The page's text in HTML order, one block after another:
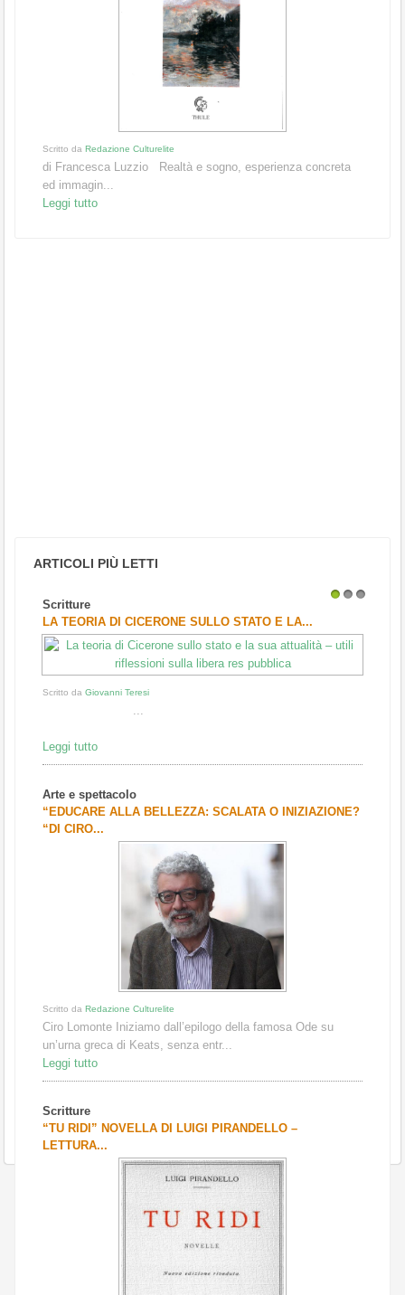
Scritto da Redazione Culturelite
di Francesca Luzzio Realtà e sogno, esperienza concreta
ed immagin...
Leggi tutto
ARTICOLI PIÙ LETTI
Scritture
LA TEORIA DI CICERONE SULLO STATO E LA...
Scritto da Giovanni Teresi
...
Leggi tutto
Arte e spettacolo
“EDUCARE ALLA BELLEZZA: SCALATA O INIZIAZIONE?
“DI CIRO...
Scritto da Redazione Culturelite
Ciro Lomonte Iniziamo dall’epilogo della famosa Ode su
un’urna greca di Keats, senza entr...
Leggi tutto
Scritture
“TU RIDI” NOVELLA DI LUIGI PIRANDELLO –
LETTURA...